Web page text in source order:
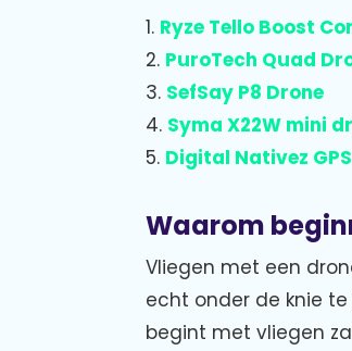
1. Ryze Tello Boost
2. PuroTech Quad
3. SefSay P8 Drone
4. Syma X22W mini
5. Digital Nativez GPS
Waarom
Vliegen met een
echt onder de knie
begint met vliegen